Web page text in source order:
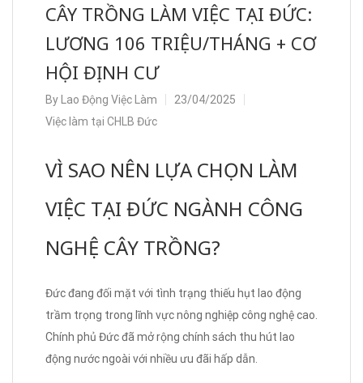
CÂY TRỒNG LÀM VIỆC TẠI ĐỨC:
LƯƠNG 106 TRIỆU/THÁNG + CƠ
HỘI ĐỊNH CƯ
By Lao Động Việc Làm
23/04/2025
Việc làm tại CHLB Đức
VÌ SAO NÊN LỰA CHỌN LÀM
VIỆC TẠI ĐỨC NGÀNH CÔNG
NGHỆ CÂY TRỒNG?
Đức đang đối mặt với tình trạng thiếu hụt lao động
trầm trọng trong lĩnh vực nông nghiệp công nghệ cao.
Chính phủ Đức đã mở rộng chính sách thu hút lao
động nước ngoài với nhiều ưu đãi hấp dẫn.